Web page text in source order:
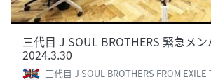
三代目 J SOUL BROTHERS 緊急メ
2024.3.30
三代目 J SOUL BROTHERS FROM EXILE